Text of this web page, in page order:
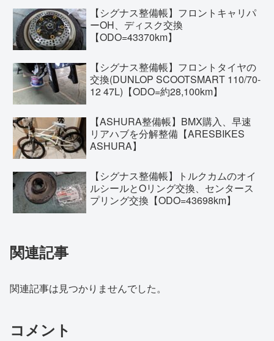
【シグナス整備帳】フロントキャリパ
ーOH、ディスク交換
【ODO=43370km】
【シグナス整備帳】フロントタイヤの
交換(DUNLOP SCOOTSMART 110/70-
12 47L)【ODO=約28,100km】
【ASHURA整備帳】BMX購入、早速
リアハブを分解整備【ARESBIKES
ASHURA】
【シグナス整備帳】トルクカムのオイ
ルシールとOリング交換、センタース
プリング交換【ODO=43698km】
関連記事
関連記事は見つかりませんでした。
コメント